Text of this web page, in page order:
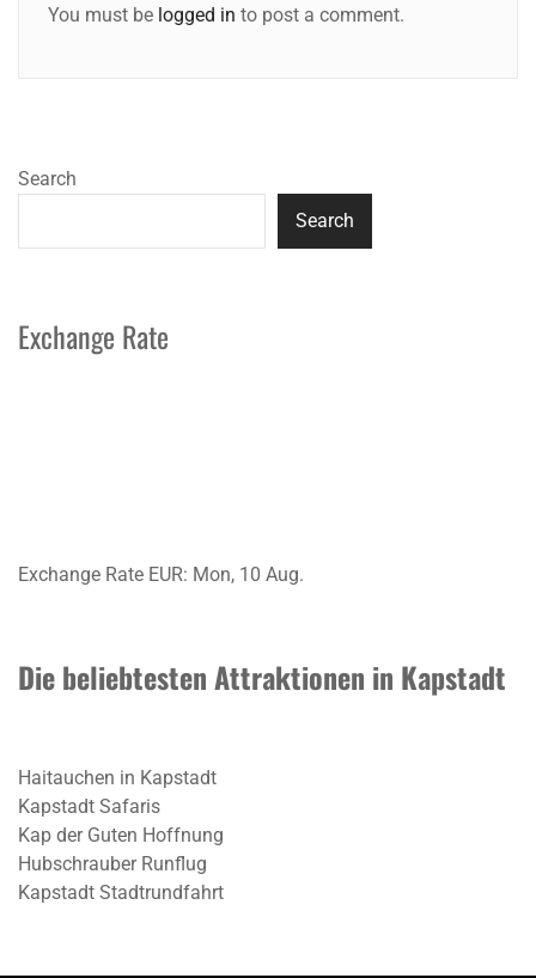
You must be logged in to post a comment.
Search
Search
Exchange Rate
Exchange Rate EUR: Mon, 10 Aug.
Die beliebtesten Attraktionen in Kapstadt
Haitauchen in Kapstadt
Kapstadt Safaris
Kap der Guten Hoffnung
Hubschrauber Runflug
Kapstadt Stadtrundfahrt